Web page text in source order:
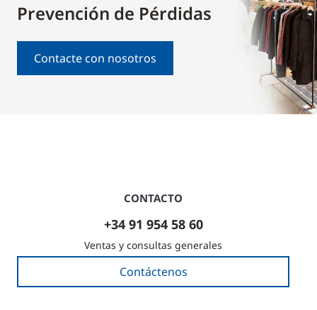
Prevención de Pérdidas
Contacte con nosotros
CONTACTO
+34 91 954 58 60
Ventas y consultas generales
Contáctenos